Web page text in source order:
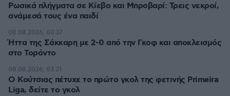
Ρωσικά πλήγματα σε Κίεβο και Μπροβαρί: Τρεις νεκροί,
ανάμεσά τους ένα παιδί
Ήττα της Σάκκαρη με 2-0 από την Γκοφ και αποκλεισμός
στο Τορόντο
08.08.2026, 03:37
Ο Κούτσιας πέτυχε το πρώτο γκολ της φετινής Primeira
Liga, δείτε το γκολ
08.08.2026, 03:31